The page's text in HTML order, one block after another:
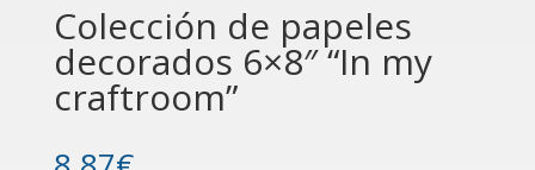
Colección de papeles
decorados 6×8″ “In my
craftroom”